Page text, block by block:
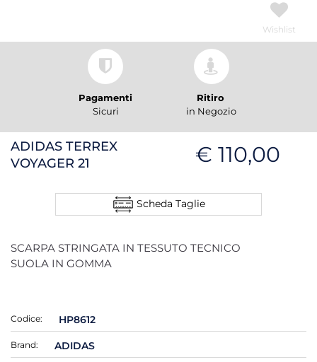
Wishlist
Pagamenti
Sicuri
Ritiro
in Negozio
ADIDAS TERREX
VOYAGER 21
€ 110,00
Scheda Taglie
SCARPA STRINGATA IN TESSUTO TECNICO
SUOLA IN GOMMA
Codice: HP8612
Brand: ADIDAS